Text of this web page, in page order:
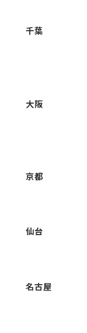
千葉
大阪
京都
仙台
名古屋